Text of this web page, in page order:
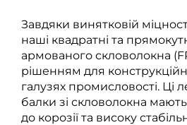
Завдяки винятковій
наші квадратні та
армованого скловолокна
рішенням для
галузях промисловості. Ці
балки зі скловолокна мають
до корозії та високу